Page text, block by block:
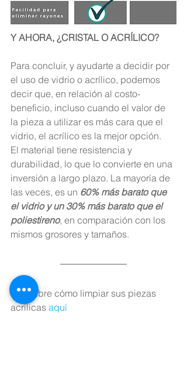
Y AHORA, ¿CRISTAL O ACRÍLICO?
Para concluir, y ayudarte a decidir por
el uso de vidrio o acrílico, podemos
decir que, en relación al costo-
beneficio, incluso cuando el valor de
la pieza a utilizar es más cara que el
vidrio, el acrílico es la mejor opción.
El material tiene resistencia y
durabilidad, lo que lo convierte en una
inversión a largo plazo. La mayoría de
las veces, es un 60% más barato que
el vidrio y un 30% más barato que el
poliestireno, en comparación con los
mismos grosores y tamaños.
Descubre cómo limpiar sus piezas
acrílicas aquí